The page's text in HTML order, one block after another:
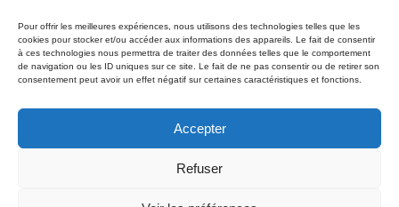
Pour offrir les meilleures expériences, nous utilisons des technologies telles que les
cookies pour stocker et/ou accéder aux informations des appareils. Le fait de consentir
à ces technologies nous permettra de traiter des données telles que le comportement
de navigation ou les ID uniques sur ce site. Le fait de ne pas consentir ou de retirer son
consentement peut avoir un effet négatif sur certaines caractéristiques et fonctions.
Accepter
Refuser
Information
Bijouterie SIAUD11 rue Masséna 06000 NICE
Tél: 04 93 82 29 34 / 09 78 81 68 81